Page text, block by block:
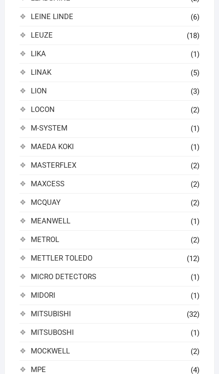
LEINE LINDE (6)
LEUZE (18)
LIKA (1)
LINAK (5)
LION (3)
LOCON (2)
M-SYSTEM (1)
MAEDA KOKI (1)
MASTERFLEX (2)
MAXCESS (2)
MCQUAY (2)
MEANWELL (1)
METROL (2)
METTLER TOLEDO (12)
MICRO DETECTORS (1)
MIDORI (1)
MITSUBISHI (32)
MITSUBOSHI (1)
MOCKWELL (2)
MPE (4)